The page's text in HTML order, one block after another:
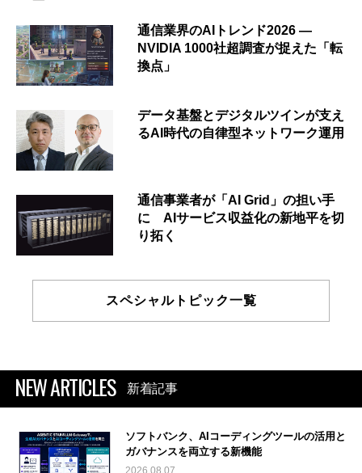
通信業界のAIトレンド2026 ―
NVIDIA 1000社超調査が捉えた「転
換点」
データ基盤とデジタルツインが支え
るAI時代の自律型ネットワーク運用
通信事業者が「AI Grid」の担い手
に AIサービス収益化の新地平を切
り拓く
スペシャルトピック一覧
NEW ARTICLES 新着記事
ソフトバンク、AIコーディングツールの活用と
ガバナンスを両立する新機能
2026.08.07